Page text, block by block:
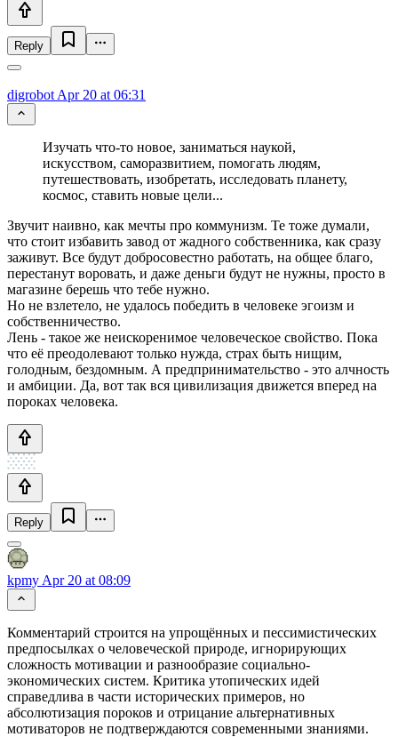
Reply
digrobot Apr 20 at 06:31
Изучать что-то новое, заниматься наукой,
искусством, саморазвитием, помогать людям,
путешествовать, изобретать, исследовать планету,
космос, ставить новые цели...
Звучит наивно, как мечты про коммунизм. Те тоже думали,
что стоит избавить завод от жадного собственника, как сразу
заживут. Все будут добросовестно работать, на общее благо,
перестанут воровать, и даже деньги будут не нужны, просто в
магазине берешь что тебе нужно.
Но не взлетело, не удалось победить в человеке эгоизм и
собственничество.
Лень - такое же неискоренимое человеческое свойство. Пока
что её преодолевают только нужда, страх быть нищим,
голодным, бездомным. А предпринимательство - это алчность
и амбиции. Да, вот так вся цивилизация движется вперед на
пороках человека.
Reply
kpmy Apr 20 at 08:09
Комментарий строится на упрощённых и пессимистических
предпосылках о человеческой природе, игнорирующих
сложность мотивации и разнообразие социально-
экономических систем. Критика утопических идей
справедлива в части исторических примеров, но
абсолютизация пороков и отрицание альтернативных
мотиваторов не подтверждаются современными знаниями.